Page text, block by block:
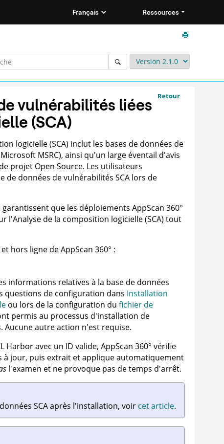
Ressources
Retour
vulnérabilités liées
(SCA)
logicielle (SCA) inclut les bases de données de
MSRC), ainsi qu'un large éventail d'avis
projet Open Source. Les utilisateurs
de données de vulnérabilités SCA lors de
que les déploiements AppScan 360°
de la composition logicielle (SCA) tout
hors ligne deAppScan 360° :
informations relatives à la base de données
questions de configuration dans Installation
ou lors de la configuration du fichier de
permis au processus d'installation de
Aucune autre action n'est requise.
Harbor avec un ID valide, AppScan 360° vérifie
jour, puis extrait et applique automatiquement
l'examen et ne provoque pas de temps d'arrêt.
SCA après l'installation, voir cet article.